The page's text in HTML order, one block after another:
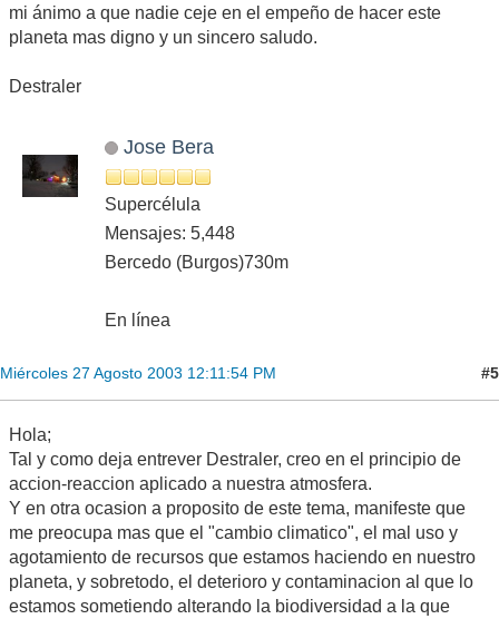
mi ánimo a que nadie ceje en el empeño de hacer este
planeta mas digno y un sincero saludo.
Destraler
Jose Bera
Supercélula
Mensajes: 5,448
Bercedo (Burgos)730m
En línea
Miércoles 27 Agosto 2003 12:11:54 PM #5
Hola;
Tal y como deja entrever Destraler, creo en el principio de
accion-reaccion aplicado a nuestra atmosfera.
Y en otra ocasion a proposito de este tema, manifeste que
me preocupa mas que el "cambio climatico", el mal uso y
agotamiento de recursos que estamos haciendo en nuestro
planeta, y sobretodo, el deterioro y contaminacion al que lo
estamos sometiendo alterando la biodiversidad a la que